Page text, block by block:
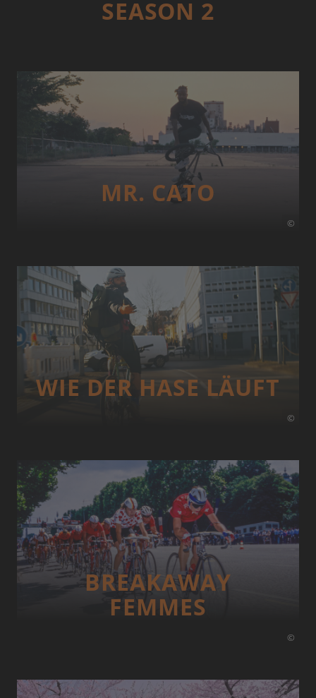
SEASON 2
©
MR. CATO
©
WIE DER HASE LÄUFT
©
BREAKAWAY
FEMMES